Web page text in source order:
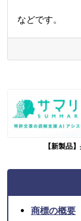
などです。
【新製品
商標の概要